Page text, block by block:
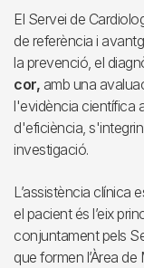
El Servei de
de referència i
la prevenció, el
cor, amb una
l'evidència científica
d'eficiència,
investigació.
L’assistència clínica
el pacient és l’eix
conjuntament pels
que formen l’Àrea de